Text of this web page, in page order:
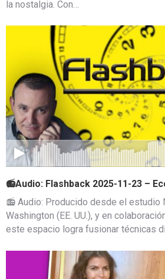
la nostalgia. Con…
📻Audio: Flashback 2025-11-23 –
📻 Audio: Producido desde el estudio
Washington (EE. UU.), y en
este espacio logra fusionar técnicas